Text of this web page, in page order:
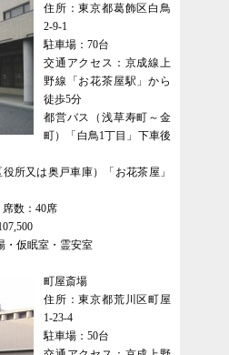
住所：東京都葛飾区白鳥
2-9-1
駐車場：70台
交通アクセス：京成線上
野線「お花茶屋駅」から
徒歩5分
都営バス（浅草寿町～金
町）「白鳥1丁目」下車後
所又は奥戸車庫）「お花茶屋」
数：40席
・仮眠室・霊安室
町屋斎場
住所：東京都荒川区町屋
1-23-4
駐車場：50台